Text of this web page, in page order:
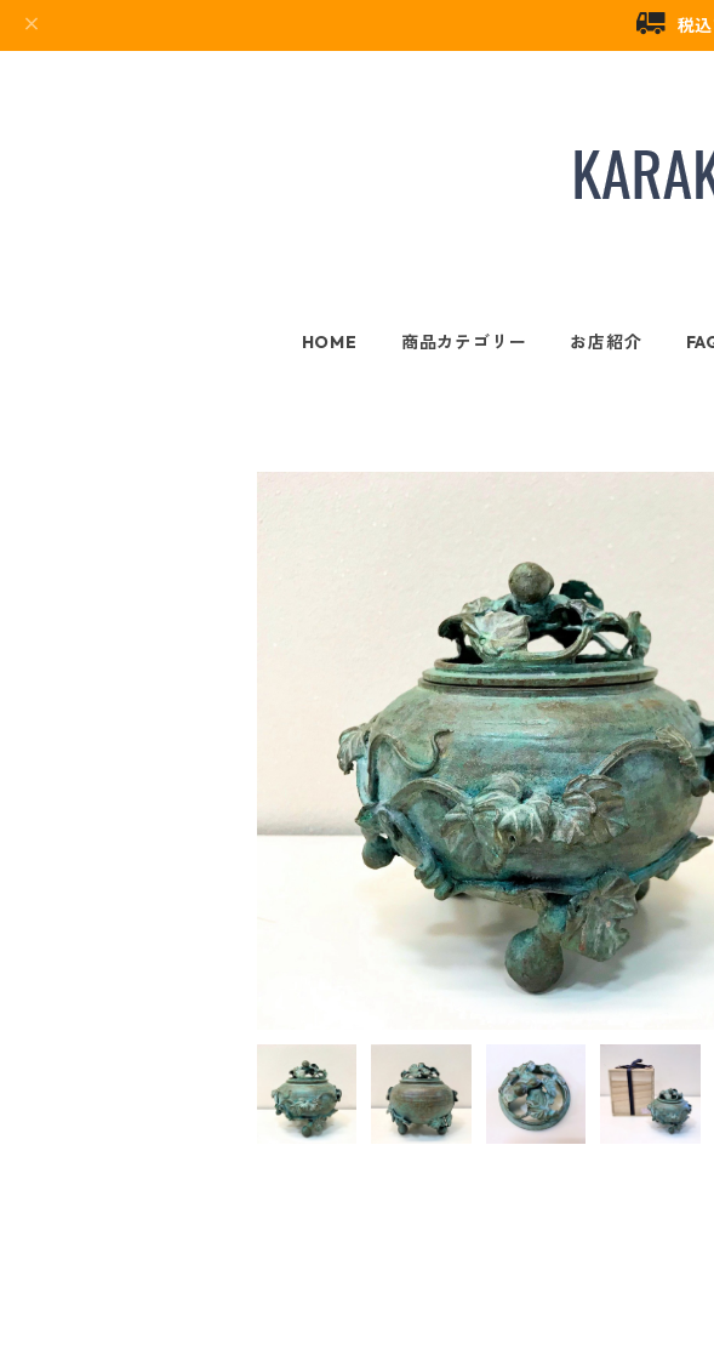
税
HOME 商品カテゴリー お店紹介